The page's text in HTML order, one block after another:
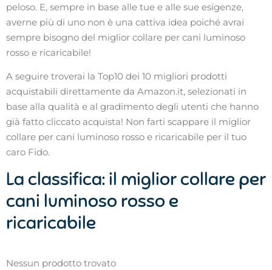
peloso. E, sempre in base alle tue e alle sue esigenze,
averne più di uno non è una cattiva idea poiché avrai
sempre bisogno del miglior collare per cani luminoso
rosso e ricaricabile!
A seguire troverai la Top10 dei 10 migliori prodotti
acquistabili direttamente da Amazon.it, selezionati in
base alla qualità e al gradimento degli utenti che hanno
già fatto cliccato acquista! Non farti scappare il miglior
collare per cani luminoso rosso e ricaricabile per il tuo
caro Fido.
La classifica: il miglior collare per
cani luminoso rosso e
ricaricabile
Nessun prodotto trovato